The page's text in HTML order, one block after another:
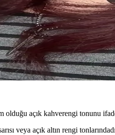
Tonlar 6'lı Set: Şıklık
şıklık ve fonksiyonelliği bir
ve Saç Uyumu İçin
özen göstererek saç stiliyle uyum
olduğu açık kahverengi tonunu
veya açık altın rengi